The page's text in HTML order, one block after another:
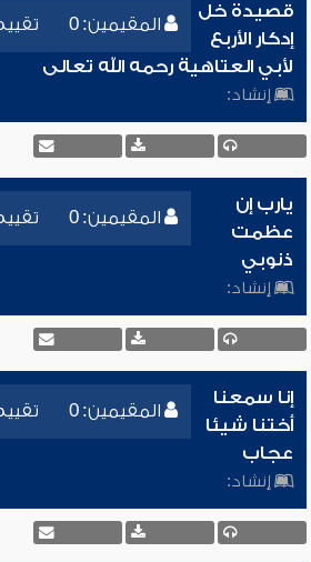
المقيمين: 0
قصيدة خل
إدكار الأربع
لأبي العتاهية رحمه الله تعالى
إنشاد:
المقيمين: 0
يارب إن
عظمت
ذنوبي
إنشاد:
المقيمين: 0
إنا سمعنا
أختنا شيئا
عجاب
إنشاد: